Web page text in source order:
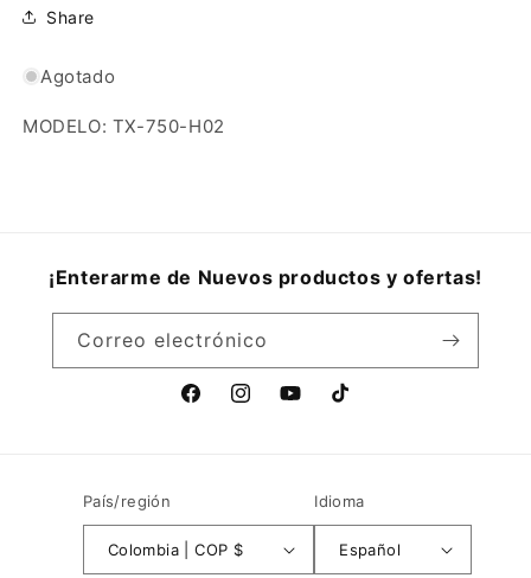
Share
Agotado
MODELO: TX-750-H02
¡Enterarme de Nuevos productos y ofertas!
Correo electrónico
FacebookInstagramYouTubeTikTok
País/región
Colombia | COP $
Idioma
Español